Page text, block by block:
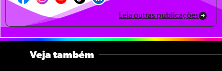
Leia outras publicações
Veja também